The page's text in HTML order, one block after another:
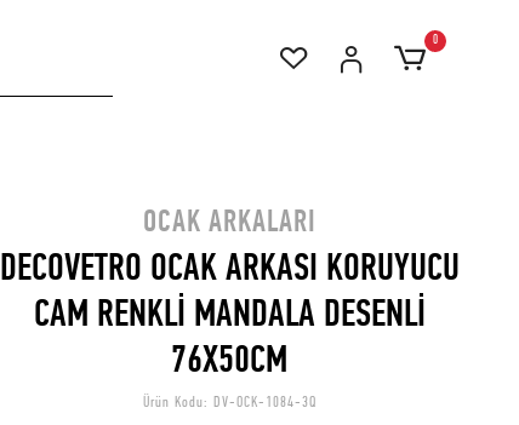
0
OCAK ARKALARI
DECOVETRO OCAK ARKASI KORUYUCU
CAM RENKLİ MANDALA DESENLİ
76X50CM
Ürün Kodu: DV-OCK-1084-3Q